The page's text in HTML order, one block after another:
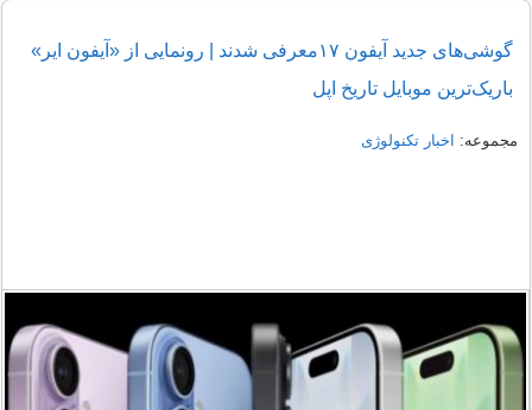
گوشی‌های جدید آیفون ۱۷معرفی شدند | رونمایی از «آیفون ایر»
باریک‌ترین موبایل تاریخ اپل
مجموعه: اخبار تکنولوژی